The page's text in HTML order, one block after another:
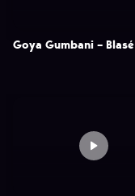
Goya Gumbani – Blasé